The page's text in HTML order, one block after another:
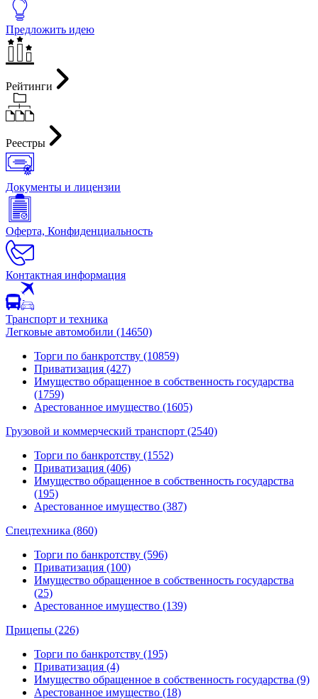
Предложить идею
Рейтинги
Реестры
Документы и лицензии
Оферта, Конфиденциальность
Контактная информация
Транспорт и техника
Легковые автомобили (14650)
Торги по банкротству (10859)
Приватизация (427)
Имущество обращенное в собственность государства
(1759)
Арестованное имущество (1605)
Грузовой и коммерческий транспорт (2540)
Торги по банкротству (1552)
Приватизация (406)
Имущество обращенное в собственность государства
(195)
Арестованное имущество (387)
Спецтехника (860)
Торги по банкротству (596)
Приватизация (100)
Имущество обращенное в собственность государства
(25)
Арестованное имущество (139)
Прицепы (226)
Торги по банкротству (195)
Приватизация (4)
Имущество обращенное в собственность государства (9)
Арестованное имущество (18)